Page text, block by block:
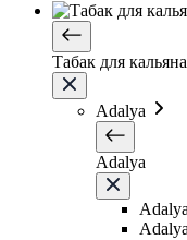
Табак для кальяна
Adalya
Adalya